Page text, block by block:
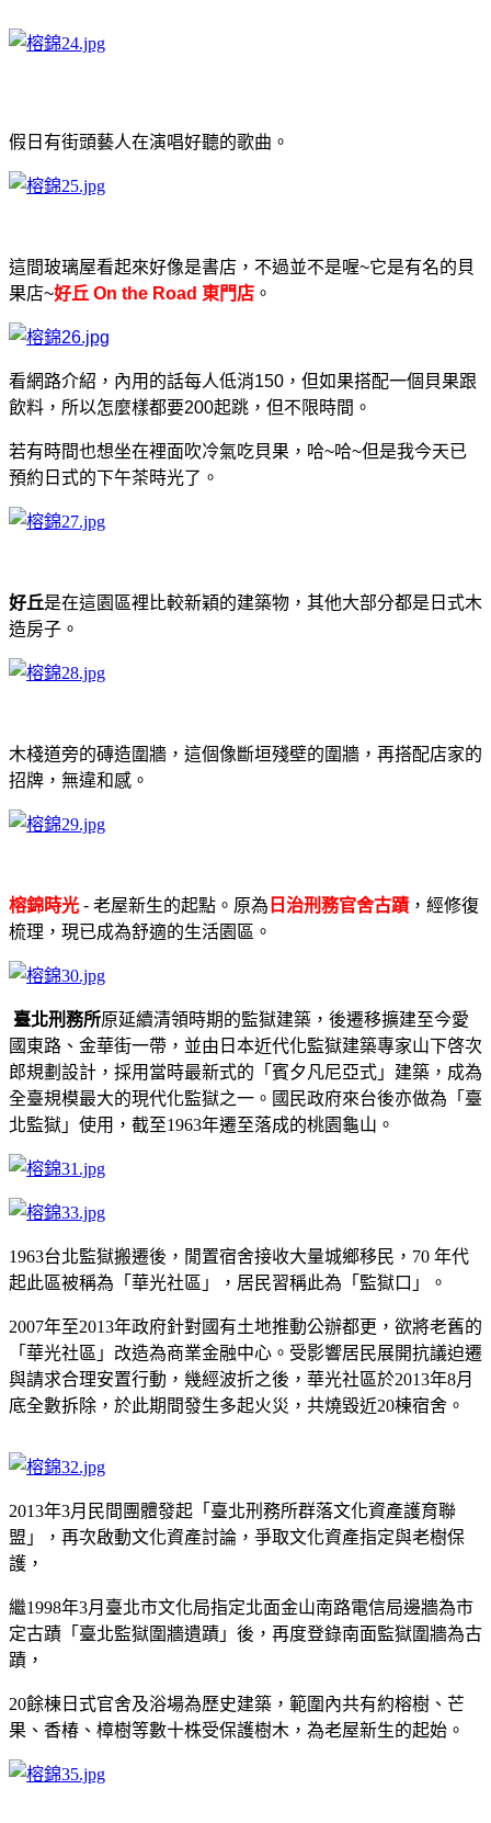
假日有街頭藝人在演唱好聽的歌曲。
這間玻璃屋看起來好像是書店，不過並不是喔~它是有名的貝
果店~好丘 On the Road 東門店 。
看網路介紹，內用的話每人低消150，但如果搭配一個貝果跟
飲料，所以怎麼樣都要200起跳，但不限時間。
若有時間也想坐在裡面吹冷氣吃貝果，哈~哈~但是我今天已
預約日式的下午茶時光了。
好丘是在這園區裡比較新穎的建築物，其他大部分都是日式木
造房子。
木棧道旁的磚造圍牆，這個像斷垣殘壁的圍牆，再搭配店家的
招牌，無違和感。
榕錦時光 - 老屋新生的起點。原為 日治刑務官舍古蹟 ，經修復
梳理，現已成為舒適的生活園區。
臺北刑務所原延續清領時期的監獄建築，後遷移擴建至今愛
國東路、金華街一帶，並由日本近代化監獄建築專家山下啓次
郎規劃設計，採用當時最新式的「賓夕凡尼亞式」建築，成為
全臺規模最大的現代化監獄之一。國民政府來台後亦做為「臺
北監獄」使用，截至1963年遷至落成的桃園龜山。
1963台北監獄搬遷後，閒置宿舍接收大量城鄉移民，70 年代
起此區被稱為「華光社區」，居民習稱此為「監獄口」。
2007年至2013年政府針對國有土地推動公辦都更，欲將老舊的
「華光社區」改造為商業金融中心。受影響居民展開抗議迫遷
與請求合理安置行動，幾經波折之後，華光社區於2013年8月
底全數拆除，於此期間發生多起火災，共燒毀近20棟宿舍。
2013年3月民間團體發起「臺北刑務所群落文化資產護育聯
盟」，再次啟動文化資產討論，爭取文化資產指定與老樹保
護，
繼1998年3月臺北市文化局指定北面金山南路電信局邊牆為市
定古蹟「臺北監獄圍牆遺蹟」後，再度登錄南面監獄圍牆為古
蹟，
20餘棟日式官舍及浴場為歷史建築，範圍內共有約榕樹、芒
果、香椿、樟樹等數十株受保護樹木，為老屋新生的起始。